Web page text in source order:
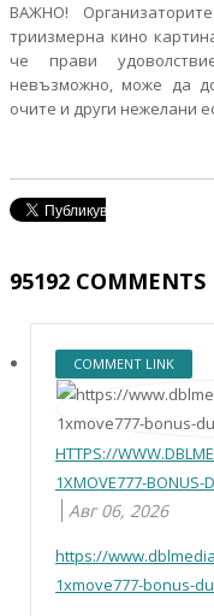
ВАЖНО!
триизмерна кино
че прави
невъзможно, може да
очите и други нежелани
95192 COMMENTS
COMMENT LINK
HTTPS://
1XMOVE777-BONUS-
Авг 06, 2026
https://
1xmove777-bonus-